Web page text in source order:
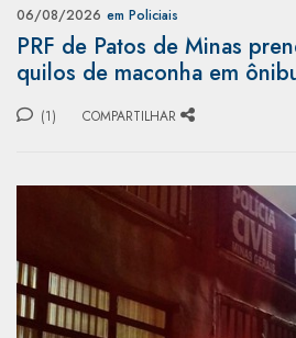
06/08/2026 em Policiais
PRF de Patos de Minas
quilos de maconha em
(1) COMPARTILHAR